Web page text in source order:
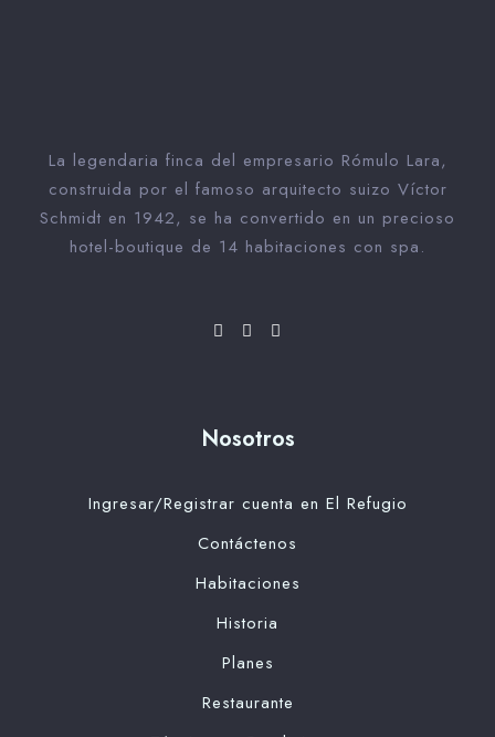
La legendaria finca del empresario Rómulo Lara,
construida por el famoso arquitecto suizo Víctor
Schmidt en 1942, se ha convertido en un precioso
hotel-boutique de 14 habitaciones con spa.
Nosotros
Ingresar/Registrar cuenta en El Refugio
Contáctenos
Habitaciones
Historia
Planes
Restaurante